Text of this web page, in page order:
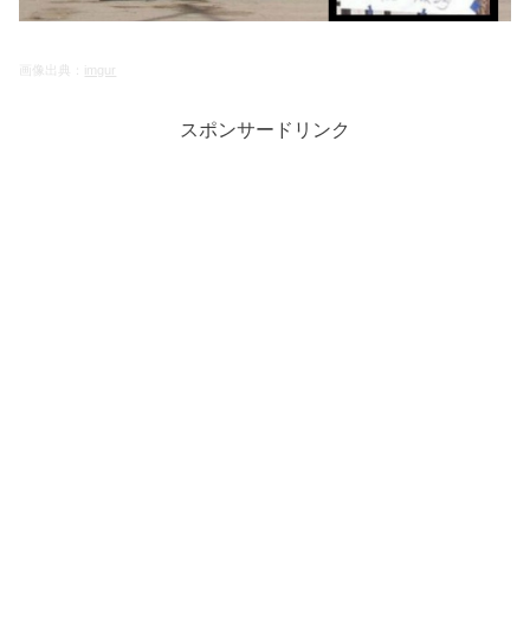
画像出典： imgur
スポンサードリンク